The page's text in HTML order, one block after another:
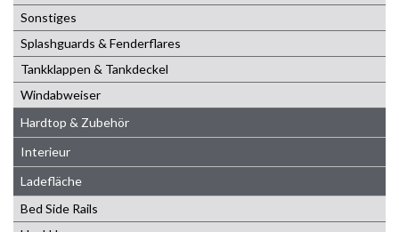
Sonstiges
Splashguards & Fenderflares
Tankklappen & Tankdeckel
Windabweiser
Hardtop & Zubehör
Interieur
Ladefläche
Bed Side Rails